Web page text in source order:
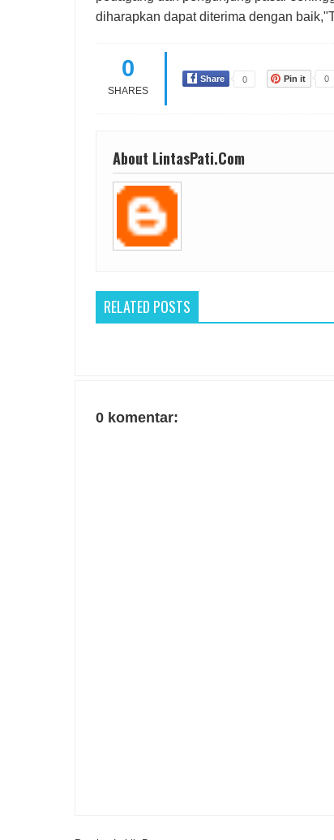
diharapkan dapat diterima dengan
0
SHARES
Share 0 Pin it 0
About LintasPati.Com
RELATED POSTS
0 komentar: